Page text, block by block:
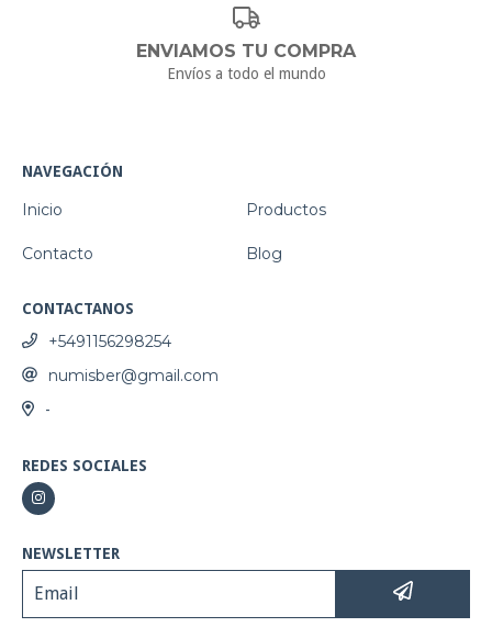
ENVIAMOS TU COMPRA
Envíos a todo el mundo
NAVEGACIÓN
Inicio Productos
Contacto Blog
CONTACTANOS
+5491156298254
numisber@gmail.com
-
REDES SOCIALES
NEWSLETTER